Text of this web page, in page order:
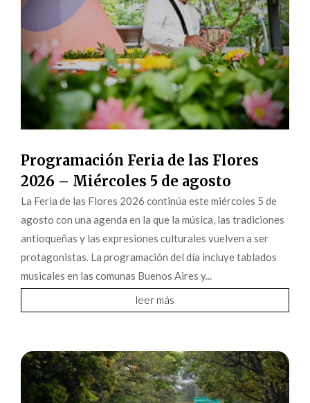
Programación Feria de las Flores
2026 – Miércoles 5 de agosto
La Feria de las Flores 2026 continúa este miércoles 5 de
agosto con una agenda en la que la música, las tradiciones
antioqueñas y las expresiones culturales vuelven a ser
protagonistas. La programación del día incluye tablados
musicales en las comunas Buenos Aires y...
leer más